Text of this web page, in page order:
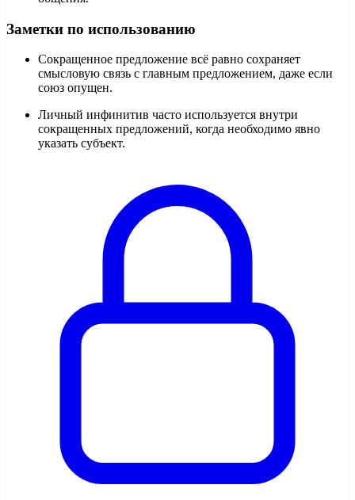
Заметки по использованию
Сокращенное предложение всё равно сохраняет
смысловую связь с главным предложением, даже если
союз опущен.
Личный инфинитив часто используется внутри
сокращенных предложений, когда необходимо явно
указать субъект.